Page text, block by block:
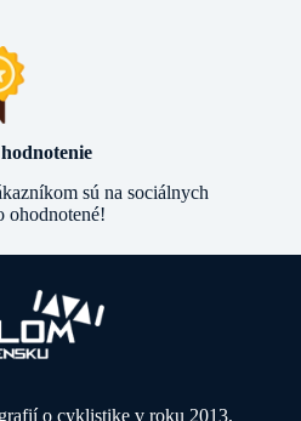
sú na sociálnych
ohodnotené!
o cyklistike v roku 2013,